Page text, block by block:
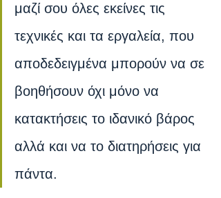
μαζί σου όλες εκείνες τις
τεχνικές και τα εργαλεία, που
αποδεδειγμένα μπορούν να σε
βοηθήσουν όχι μόνο να
κατακτήσεις το ιδανικό βάρος
αλλά και να το διατηρήσεις για
πάντα.